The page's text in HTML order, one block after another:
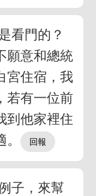
看門的？
願意和總統
宮住宿，我
若有一位前
到他家裡住
子，來幫